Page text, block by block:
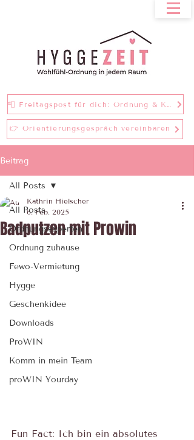
📮 Freitagspost für dich: Ordnung & Klarheit bei einer Tasse Tee
👉 Orientierungsgespräch vereinbaren
Beitrag
All Posts
Ordnungsexperten
Ordnung zuhause
Fewo-Vermietung
Hygge
Geschenkidee
Downloads
ProWIN
Komm in mein Team
proWIN Yourday
All Posts
Badputzen mit Prowin
Kathrin Hielscher
6. Feb. 2025
Fun Fact: Ich bin ein absolutes